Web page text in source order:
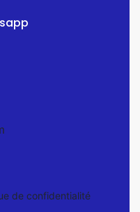
de confidentialité